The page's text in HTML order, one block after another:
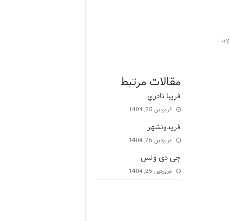
مقالات مرتبط
فریبا نادری
فروردین 25, 1404
فریدونشهر
فروردین 25, 1404
جی دی ونس
فروردین 25, 1404